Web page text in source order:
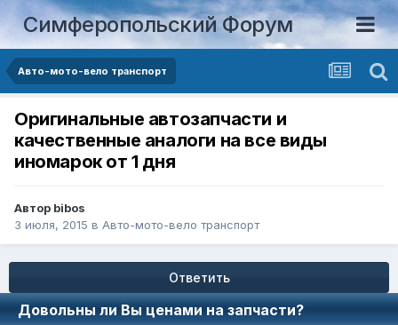
Симферопольский Форум
Авто-мото-вело транспорт
Оригинальные автозапчасти и
качественные аналоги на все виды
иномарок от 1 дня
Автор bibos
3 июля, 2015 в Авто-мото-вело транспорт
Ответить
Довольны ли Вы ценами на запчасти?